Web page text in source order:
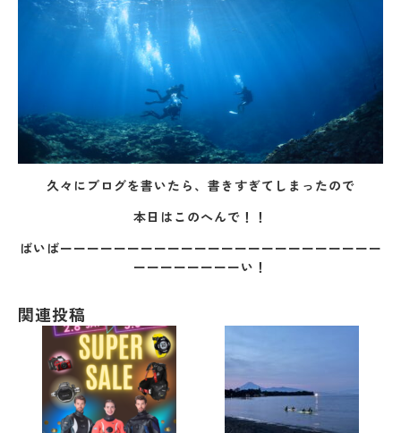
久々にブログを書いたら、書きすぎてしまったので
本日はこのへんで！！
ばいばーーーーーーーーーーーーーーーーーーーーーーーー
ーーーーーーーーい！
関連投稿